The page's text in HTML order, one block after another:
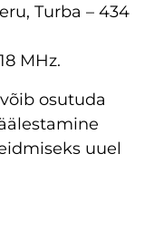
Turba – 434
MHz.
osutuda
uuel